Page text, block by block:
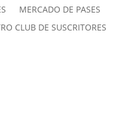
MERCADO DE PASES
CLUB DE SUSCRITORES